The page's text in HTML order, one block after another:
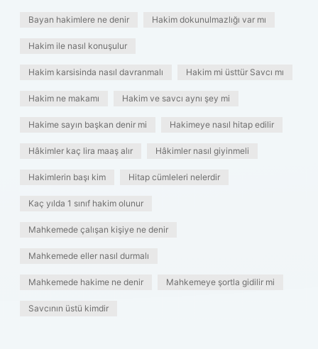
Bayan hakimlere ne denir Hakim dokunulmazlığı var mı
Hakim ile nasıl konuşulur
Hakim karsisinda nasıl davranmalı Hakim mi üsttür Savcı mı
Hakim ne makamı Hakim ve savcı aynı şey mi
Hakime sayın başkan denir mi Hakimeye nasıl hitap edilir
Hâkimler kaç lira maaş alır Hâkimler nasıl giyinmeli
Hakimlerin başı kim Hitap cümleleri nelerdir
Kaç yılda 1 sınıf hakim olunur
Mahkemede çalışan kişiye ne denir
Mahkemede eller nasıl durmalı
Mahkemede hakime ne denir Mahkemeye şortla gidilir mi
Savcının üstü kimdir